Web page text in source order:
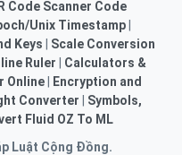
Code Scanner Code
Unix Timestamp
Keys
Scale Conversion
Ruler
Calculators &
Online|
Encryption and
Converter
Symbols,
Fluid OZ To ML
Luật Cộng Đồng.